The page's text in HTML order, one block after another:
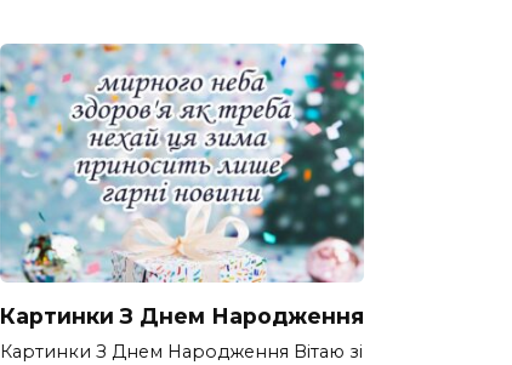
Картинки З Днем Народження
Картинки З Днем Народження Вітаю зі